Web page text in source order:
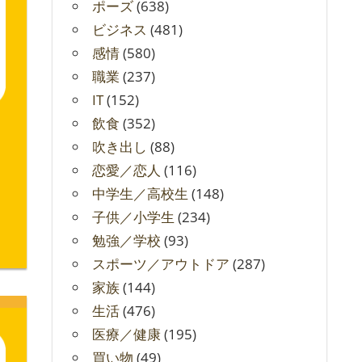
ポーズ(638)
ビジネス (481)
感情(580)
職業 (237)
IT(152)
飲食 (352)
吹き出し (88)
恋愛／恋人 (116)
中学生／高校生 (148)
子供／小学生 (234)
勉強／学校 (93)
スポーツ／アウトドア (287)
家族(144)
生活(476)
医療／健康(195)
買い物 (49)